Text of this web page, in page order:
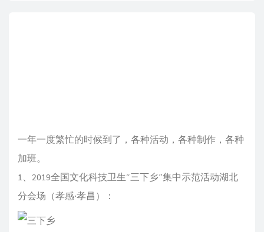
一年一度繁忙的时候到了，各种活动，各种制作，各种
加班。
1、2019全国文化科技卫生“三下乡”集中示范活动湖北
分会场（孝感·孝昌）：